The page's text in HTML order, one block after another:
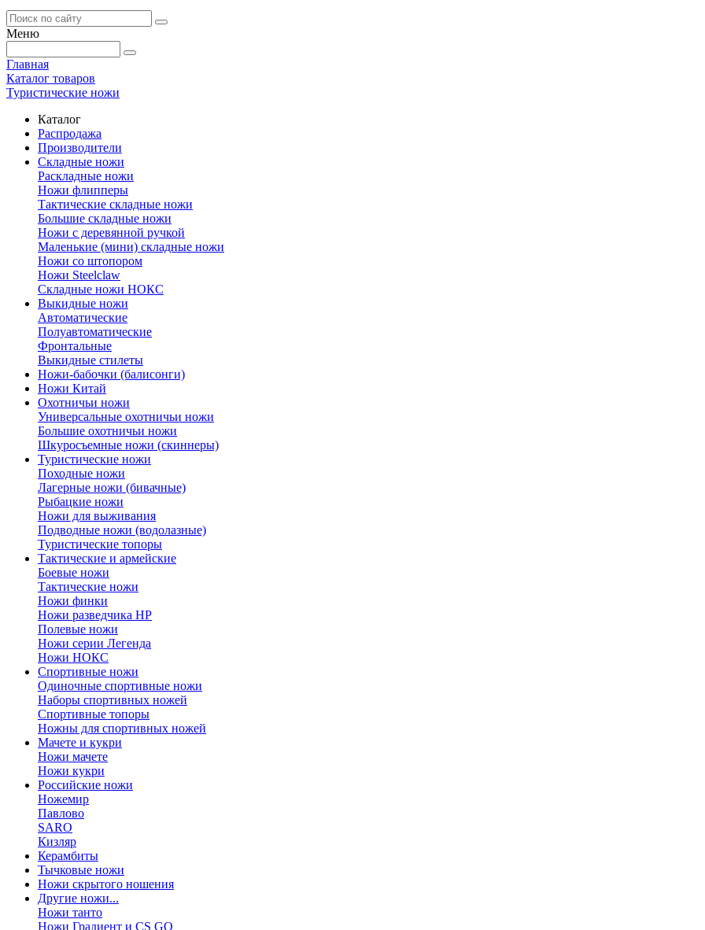
Меню
Главная
Каталог товаров
Туристические ножи
Каталог
Распродажа
Производители
Складные ножи
Раскладные ножи
Ножи флипперы
Тактические складные ножи
Большие складные ножи
Ножи с деревянной ручкой
Маленькие (мини) складные ножи
Ножи со штопором
Ножи Steelclaw
Складные ножи НОКС
Выкидные ножи
Автоматические
Полуавтоматические
Фронтальные
Выкидные стилеты
Ножи-бабочки (балисонги)
Ножи Китай
Охотничьи ножи
Универсальные охотничьи ножи
Большие охотничьи ножи
Шкуросъемные ножи (скиннеры)
Туристические ножи
Походные ножи
Лагерные ножи (бивачные)
Рыбацкие ножи
Ножи для выживания
Подводные ножи (водолазные)
Туристические топоры
Тактические и армейские
Боевые ножи
Тактические ножи
Ножи финки
Ножи разведчика НР
Полевые ножи
Ножи серии Легенда
Ножи НОКС
Спортивные ножи
Одиночные спортивные ножи
Наборы спортивных ножей
Спортивные топоры
Ножны для спортивных ножей
Мачете и кукри
Ножи мачете
Ножи кукри
Российские ножи
Ножемир
Павлово
SARO
Кизляр
Керамбиты
Тычковые ножи
Ножи скрытого ношения
Другие ножи...
Ножи танто
Ножи Градиент и CS GO